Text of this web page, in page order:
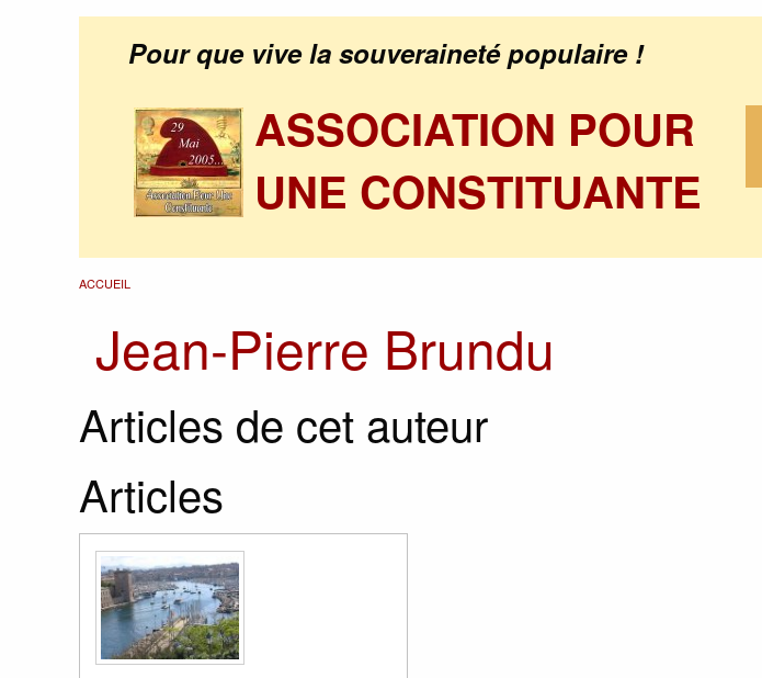
Pour que vive la souveraineté populaire !
ASSOCIATION POUR
UNE CONSTITUANTE
ACCUEIL
Jean-Pierre Brundu
Articles de cet auteur
Articles